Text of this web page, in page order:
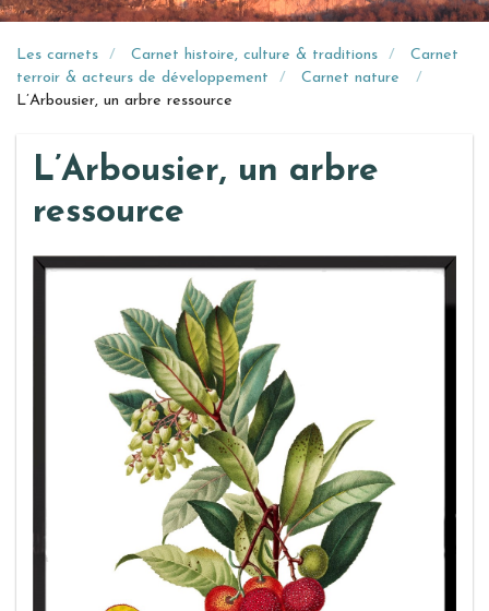
Les carnets Carnet histoire, culture & traditions
Carnet
terroir & acteurs de développement
Carnet nature
L’Arbousier, un arbre ressource
L’Arbousier, un arbre
ressource